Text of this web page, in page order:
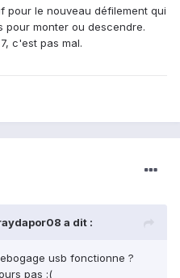
pour le nouveau défilement qui
pour monter ou descendre.
c'est pas mal.
a dit :
usb fonctionne ?
pas :(